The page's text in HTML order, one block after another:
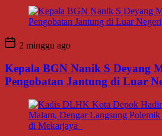
2 minggu ago
Kepala BGN Nanik S Deyang
Pengobatan Jantung di Luar